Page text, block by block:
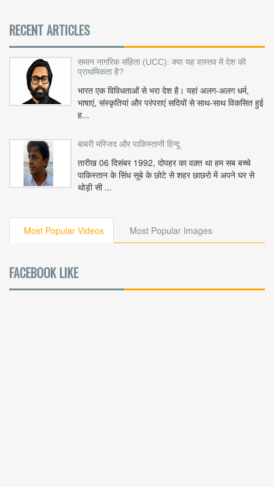
RECENT ARTICLES
समान नागरिक संहिता (UCC): क्या यह वास्तव में देश की
प्राथमिकता है?
भारत एक विविधताओं से भरा देश है। यहां अलग-अलग धर्म,
भाषाएं, संस्कृतियां और परंपराएं सदियों से साथ-साथ विकसित हुई
ह...
बाबरी मस्जिद और पाकिस्तानी हिन्दू
तारीख 06 दिसंबर 1992, दोपहर का वक़्त था हम सब बच्चे
पाकिस्तान के सिंध सूबे के छोटे से शहर छाछरो में अपने घर से
थोड़ी सी ...
Most Popular Videos Most Popular Images
FACEBOOK LIKE